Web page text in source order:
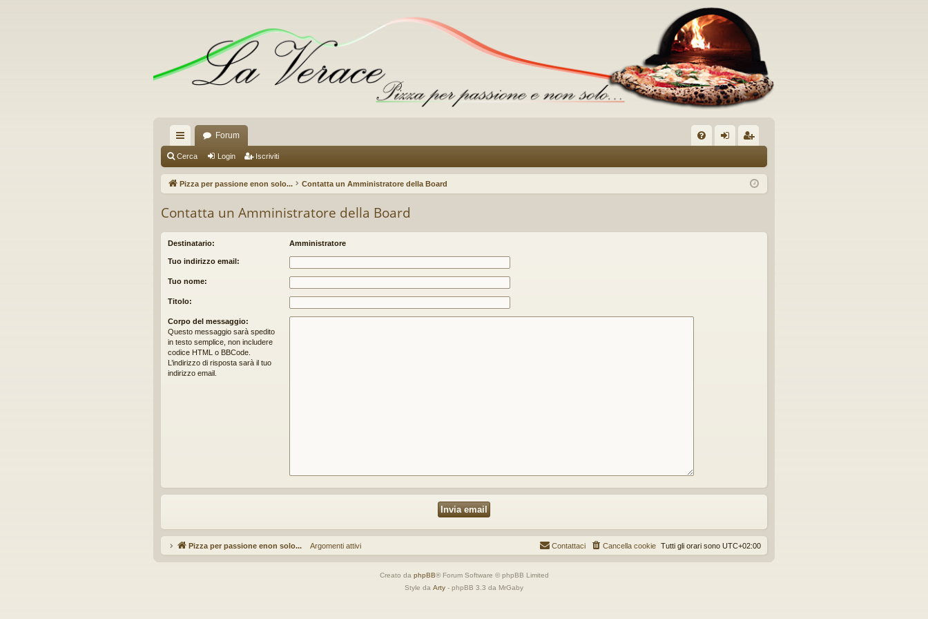
oll
eg
m
en
ti
R
ap
idi
Forum
Q in riv
Cerca Login Iscriviti
Pizza per passione enon solo... Contatta un Amministratore della Board
Contatta un Amministratore della Board
Destinatario: Amministratore
Tuo indirizzo email:
Tuo nome:
Titolo:
Corpo del messaggio:
Questo messaggio sarà spedito
in testo semplice, non includere
codice HTML o BBCode.
L’indirizzo di risposta sarà il tuo
indirizzo email.
Argomenti attivi
Pizza per passione enon solo... Tutti gli orari sono UTC+02:00
Cancella cookie
Contattaci
Creato da phpBB® Forum Software © phpBB Limited
Style da Arty - phpBB 3.3 da MrGaby